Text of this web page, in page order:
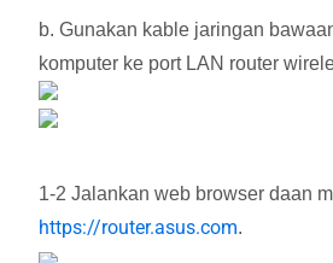
b. Gunakan kable jaringan
komputer ke port LAN router
1-2 Jalankan web browser daan
https://router.asus.com.